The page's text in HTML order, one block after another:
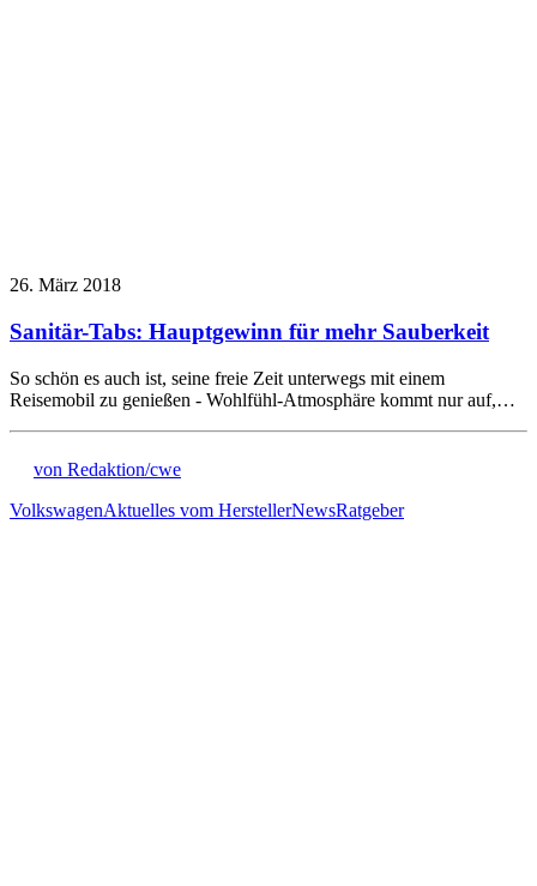
26. März 2018
Sanitär-Tabs: Hauptgewinn für mehr Sauberkeit
So schön es auch ist, seine freie Zeit unterwegs mit einem
Reisemobil zu genießen - Wohlfühl-Atmosphäre kommt nur auf,…
von Redaktion/cwe
VolkswagenAktuelles vom HerstellerNewsRatgeber